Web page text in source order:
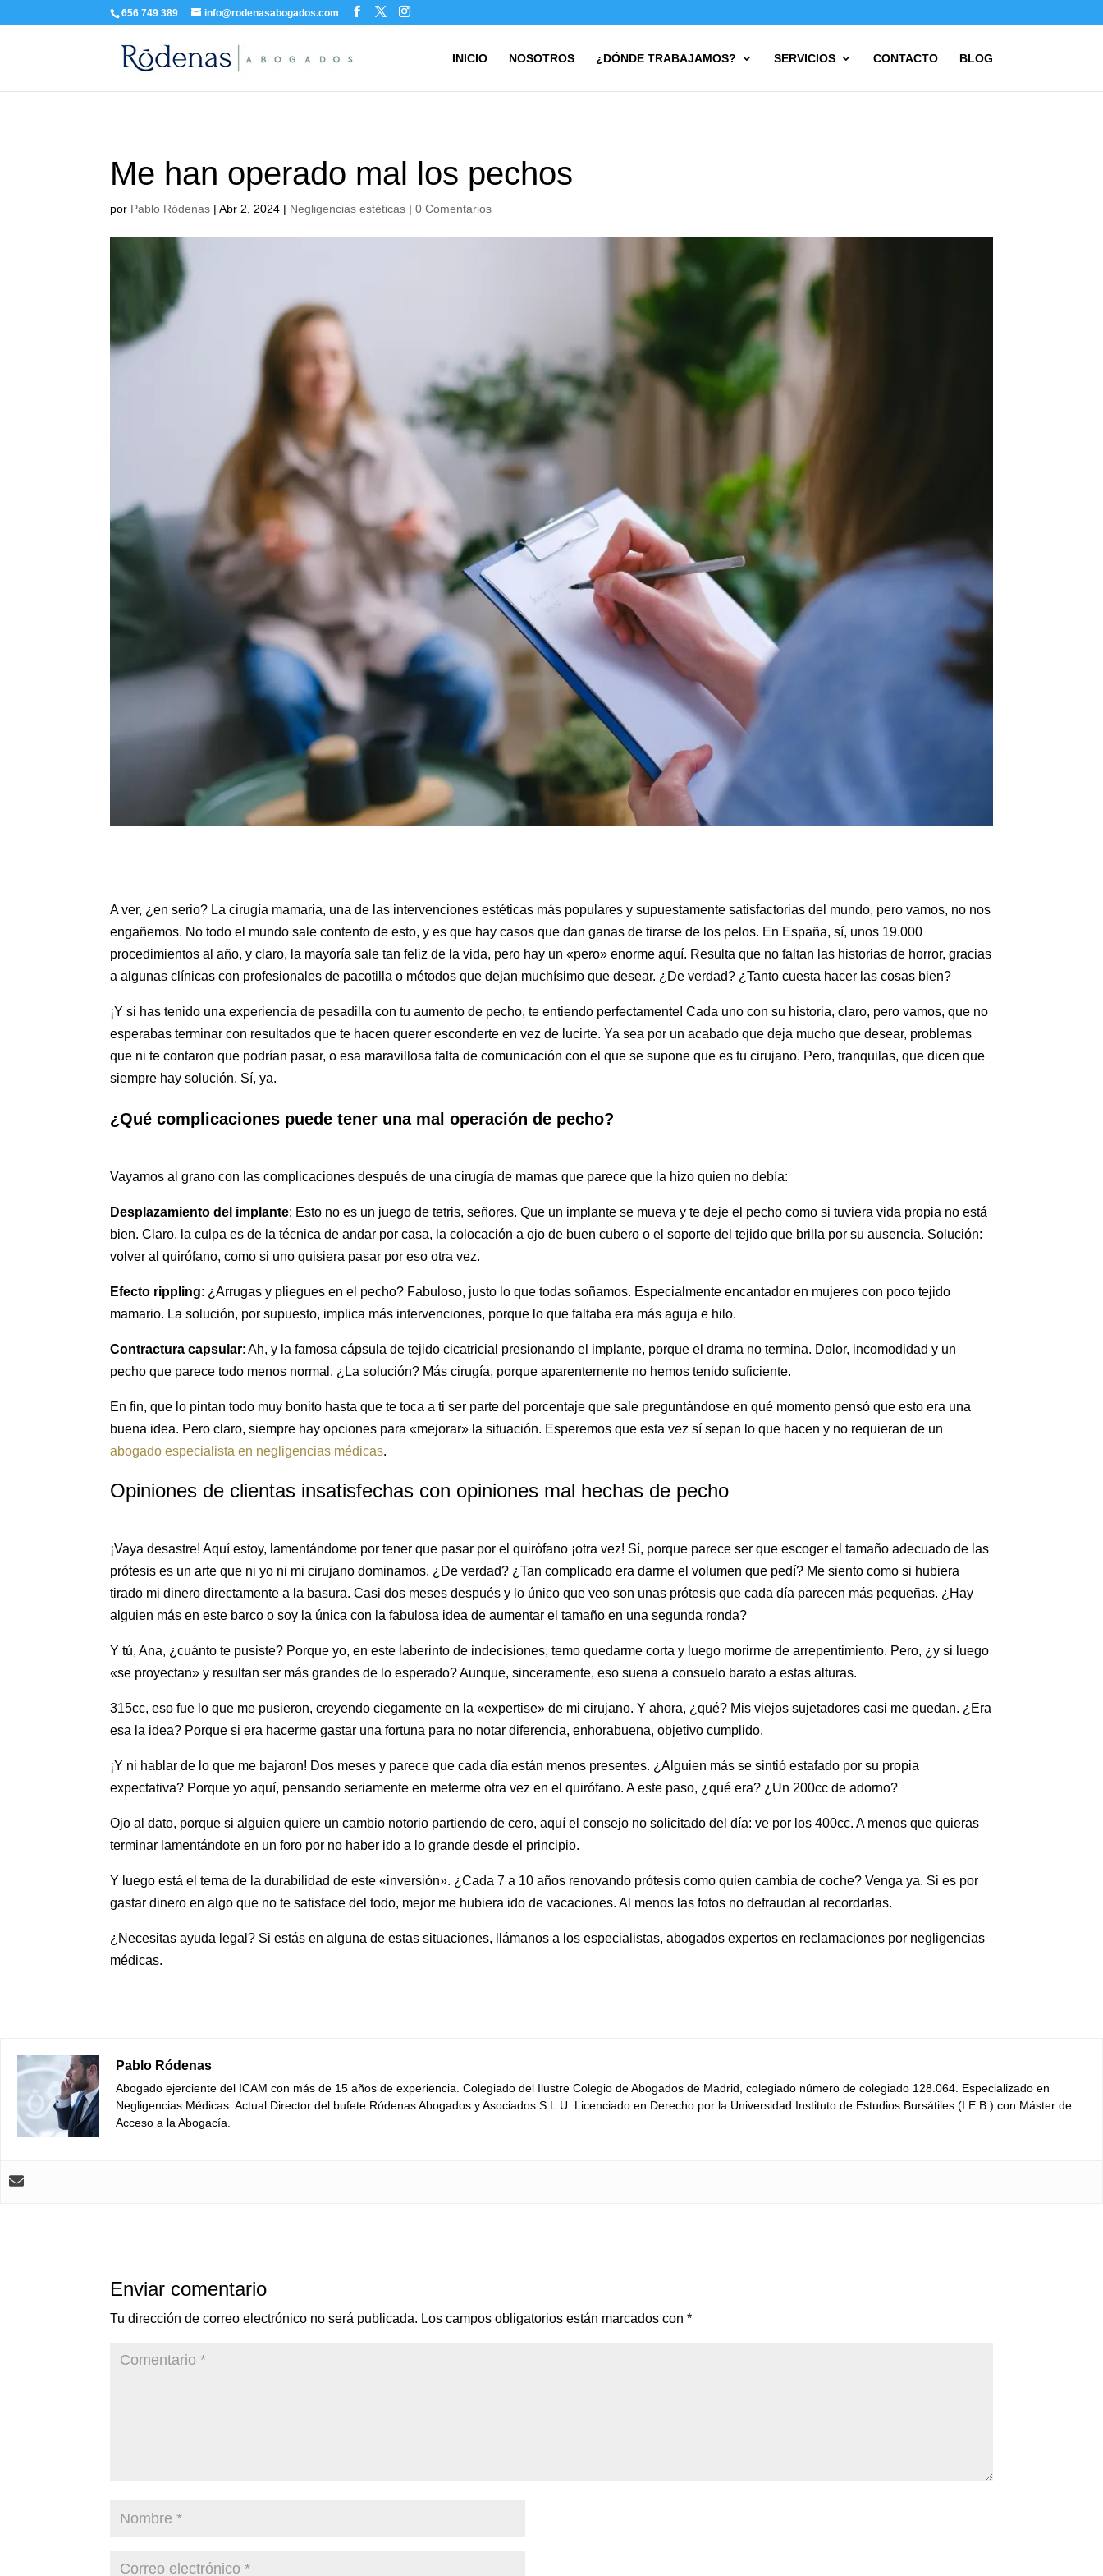
656 749 389 info@rodenasabogados.com
INICIO NOSOTROS ¿DÓNDE TRABAJAMOS? SERVICIOS CONTACTO BLOG
Me han operado mal los pechos
por Pablo Ródenas |Abr 2, 2024 | Negligencias estéticas |0 Comentarios
A ver, ¿en serio? La cirugía mamaria, una de las intervenciones estéticas más populares y supuestamente satisfactorias del mundo, pero vamos, no nos
engañemos. No todo el mundo sale contento de esto, y es que hay casos que dan ganas de tirarse de los pelos. En España, sí, unos 19.000
procedimientos al año, y claro, la mayoría sale tan feliz de la vida, pero hay un «pero» enorme aquí. Resulta que no faltan las historias de horror, gracias
a algunas clínicas con profesionales de pacotilla o métodos que dejan muchísimo que desear. ¿De verdad? ¿Tanto cuesta hacer las cosas bien?
¡Y si has tenido una experiencia de pesadilla con tu aumento de pecho, te entiendo perfectamente! Cada uno con su historia, claro, pero vamos, que no
esperabas terminar con resultados que te hacen querer esconderte en vez de lucirte. Ya sea por un acabado que deja mucho que desear, problemas
que ni te contaron que podrían pasar, o esa maravillosa falta de comunicación con el que se supone que es tu cirujano. Pero, tranquilas, que dicen que
siempre hay solución. Sí, ya.
¿Qué complicaciones puede tener una mal operación de pecho?
Vayamos al grano con las complicaciones después de una cirugía de mamas que parece que la hizo quien no debía:
Desplazamiento del implante: Esto no es un juego de tetris, señores. Que un implante se mueva y te deje el pecho como si tuviera vida propia no está
bien. Claro, la culpa es de la técnica de andar por casa, la colocación a ojo de buen cubero o el soporte del tejido que brilla por su ausencia. Solución:
volver al quirófano, como si uno quisiera pasar por eso otra vez.
Efecto rippling: ¿Arrugas y pliegues en el pecho? Fabuloso, justo lo que todas soñamos. Especialmente encantador en mujeres con poco tejido
mamario. La solución, por supuesto, implica más intervenciones, porque lo que faltaba era más aguja e hilo.
Contractura capsular: Ah, y la famosa cápsula de tejido cicatricial presionando el implante, porque el drama no termina. Dolor, incomodidad y un
pecho que parece todo menos normal. ¿La solución? Más cirugía, porque aparentemente no hemos tenido suficiente.
En fin, que lo pintan todo muy bonito hasta que te toca a ti ser parte del porcentaje que sale preguntándose en qué momento pensó que esto era una
buena idea. Pero claro, siempre hay opciones para «mejorar» la situación. Esperemos que esta vez sí sepan lo que hacen y no requieran de un
abogado especialista en negligencias médicas.
Opiniones de clientas insatisfechas con opiniones mal hechas de pecho
¡Vaya desastre! Aquí estoy, lamentándome por tener que pasar por el quirófano ¡otra vez! Sí, porque parece ser que escoger el tamaño adecuado de las
prótesis es un arte que ni yo ni mi cirujano dominamos. ¿De verdad? ¿Tan complicado era darme el volumen que pedí? Me siento como si hubiera
tirado mi dinero directamente a la basura. Casi dos meses después y lo único que veo son unas prótesis que cada día parecen más pequeñas. ¿Hay
alguien más en este barco o soy la única con la fabulosa idea de aumentar el tamaño en una segunda ronda?
Y tú, Ana, ¿cuánto te pusiste? Porque yo, en este laberinto de indecisiones, temo quedarme corta y luego morirme de arrepentimiento. Pero, ¿y si luego
«se proyectan» y resultan ser más grandes de lo esperado? Aunque, sinceramente, eso suena a consuelo barato a estas alturas.
315cc, eso fue lo que me pusieron, creyendo ciegamente en la «expertise» de mi cirujano. Y ahora, ¿qué? Mis viejos sujetadores casi me quedan. ¿Era
esa la idea? Porque si era hacerme gastar una fortuna para no notar diferencia, enhorabuena, objetivo cumplido.
¡Y ni hablar de lo que me bajaron! Dos meses y parece que cada día están menos presentes. ¿Alguien más se sintió estafado por su propia
expectativa? Porque yo aquí, pensando seriamente en meterme otra vez en el quirófano. A este paso, ¿qué era? ¿Un 200cc de adorno?
Ojo al dato, porque si alguien quiere un cambio notorio partiendo de cero, aquí el consejo no solicitado del día: ve por los 400cc. A menos que quieras
terminar lamentándote en un foro por no haber ido a lo grande desde el principio.
Y luego está el tema de la durabilidad de este «inversión». ¿Cada 7 a 10 años renovando prótesis como quien cambia de coche? Venga ya. Si es por
gastar dinero en algo que no te satisface del todo, mejor me hubiera ido de vacaciones. Al menos las fotos no defraudan al recordarlas.
¿Necesitas ayuda legal? Si estás en alguna de estas situaciones, llámanos a los especialistas, abogados expertos en reclamaciones por negligencias
médicas.
Pablo Ródenas
Abogado ejerciente del ICAM con más de 15 años de experiencia. Colegiado del Ilustre Colegio de Abogados de Madrid, colegiado número de colegiado 128.064. Especializado en
Negligencias Médicas. Actual Director del bufete Ródenas Abogados y Asociados S.L.U. Licenciado en Derecho por la Universidad Instituto de Estudios Bursátiles (I.E.B.) con Máster de
Acceso a la Abogacía.
Enviar comentario
Tu dirección de correo electrónico no será publicada. Los campos obligatorios están marcados con*